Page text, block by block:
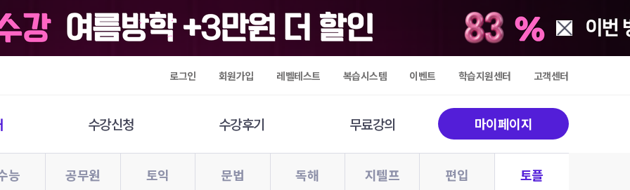
로그인 회원가입 레벨테스트 복습시스템 이벤트 학습지원센터 고객센터
수강신청 수강후기 무료강의 마이페이지
능 공무원 토익 문법 독해 지텔프 편입 토플